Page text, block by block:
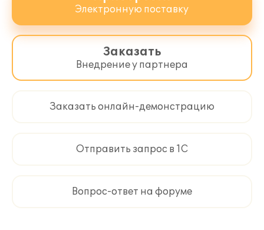
Электронную поставку
Заказать
Внедрение у партнера
Заказать онлайн-демонстрацию
Отправить запрос в 1С
Вопрос-ответ на форуме